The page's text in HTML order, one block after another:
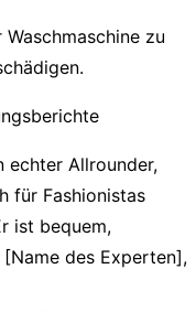
zu
echter Allrounder,
für Fashionistas
ist bequem,
[Name des Experten],